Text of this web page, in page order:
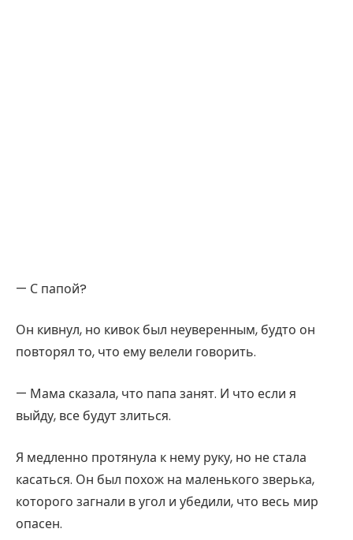
— С папой?
Он кивнул, но кивок был неуверенным, будто он
повторял то, что ему велели говорить.
— Мама сказала, что папа занят. И что если я
выйду, все будут злиться.
Я медленно протянула к нему руку, но не стала
касаться. Он был похож на маленького зверька,
которого загнали в угол и убедили, что весь мир
опасен.